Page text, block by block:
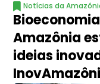
Notícias da
Amazônia
ideias